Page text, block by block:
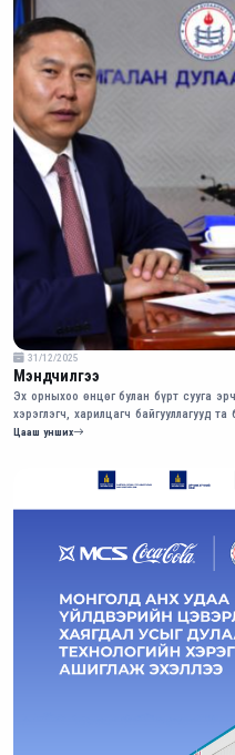
31/12/2025
Мэндчилгээ
Эх орныхоо өнцөг булан бүрт сууга
хэрэглэгч, харилцагч байгууллагууд
сайхныг хүсэн мэндчилье.
Цааш унших